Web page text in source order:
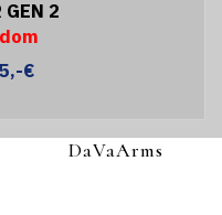
GEN 2
€
DaVaArms